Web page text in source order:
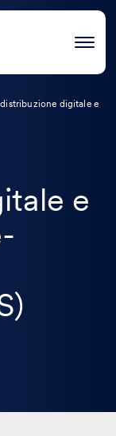
digitale e
e